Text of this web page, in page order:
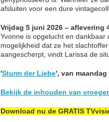
afsluiten voor een dure
Vrijdag 5 juni 2026 – aflevering
Yvonne is opgelucht en
mogelijkheid dat ze het
aangescherpt, vindt Larissa de
'Sturm der Liebe', van
Bekijk de inhouden van
Download nu de GRATIS